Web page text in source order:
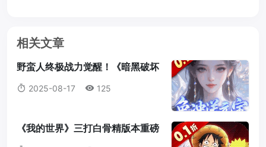
相关文章
野蛮人终极战力觉醒！《暗黑破坏
神2：重制版》符文之语最强搭配
指南
2025-08-17 125
《我的世界》三打白骨精版本重磅
来袭：天赋点系统全解析，打造属